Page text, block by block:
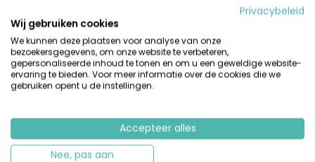
Deep Nature Spa wellness
Enorm grote meer voor watersporten
Gebaseerd op Canadese architectuur
Het Center Parcs Park Le Lac d'Ailette ligt in het departement Aisne, dichtbij
de middeleeuwse stad Laon en bij Reims; het park nodigt uit voor
ontspanning aan het water, voor een aangenaam, ecologisch verantwoord
en het witte zandstrand is dit park ook geschikt voor het b...
Bekijk details Bekijk bij Center Parcs »
Privacybeleid
Wij gebruiken cookies
We kunnen deze plaatsen voor analyse van onze
bezoekersgegevens, om onze website te verbeteren,
gepersonaliseerde inhoud te tonen en om u een geweldige website-
ervaring te bieden. Voor meer informatie over de cookies die we
gebruiken opent u de instellingen.
Accepteer alles
Nee, pas aan